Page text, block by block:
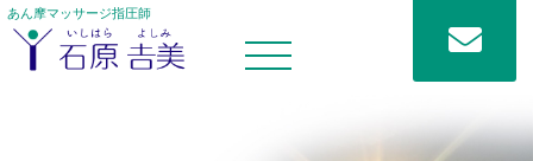
あん摩マッサージ指圧師